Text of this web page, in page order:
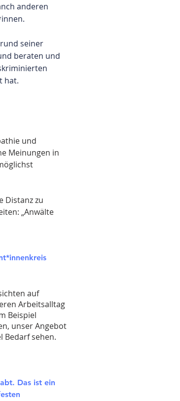
anderen
seiner
beraten und
hat.
und
Meinungen in
Distanz zu
„Anwälte
auf
Arbeitsalltag
Beispiel
unser Angebot
Bedarf sehen.
Das ist ein